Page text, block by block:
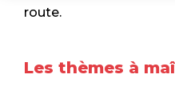
route.
Les thèmes à